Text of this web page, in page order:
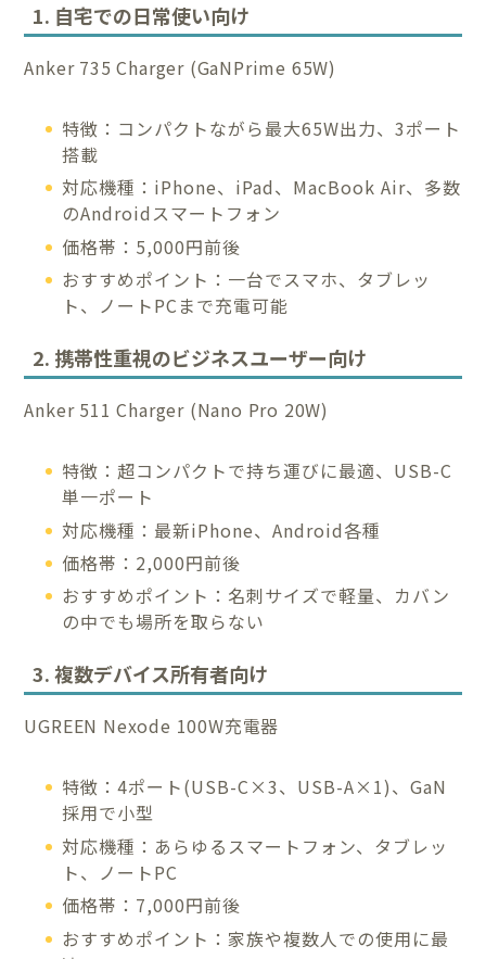
1. 自宅での日常使い向け
Anker 735 Charger (GaNPrime 65W)
特徴：コンパクトながら最大65W出力、3ポート
搭載
対応機種：iPhone、iPad、MacBook Air、多数
のAndroidスマートフォン
価格帯：5,000円前後
おすすめポイント：一台でスマホ、タブレッ
ト、ノートPCまで充電可能
2. 携帯性重視のビジネスユーザー向け
Anker 511 Charger (Nano Pro 20W)
特徴：超コンパクトで持ち運びに最適、USB-C
単一ポート
対応機種：最新iPhone、Android各種
価格帯：2,000円前後
おすすめポイント：名刺サイズで軽量、カバン
の中でも場所を取らない
3. 複数デバイス所有者向け
UGREEN Nexode 100W充電器
特徴：4ポート(USB-C×3、USB-A×1)、GaN
採用で小型
対応機種：あらゆるスマートフォン、タブレッ
ト、ノートPC
価格帯：7,000円前後
おすすめポイント：家族や複数人での使用に最